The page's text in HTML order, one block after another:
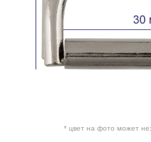
* цвет на фото может